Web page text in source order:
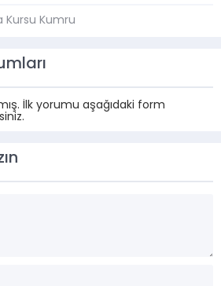
Kursu Kumru
İlk yorumu aşağıdaki form